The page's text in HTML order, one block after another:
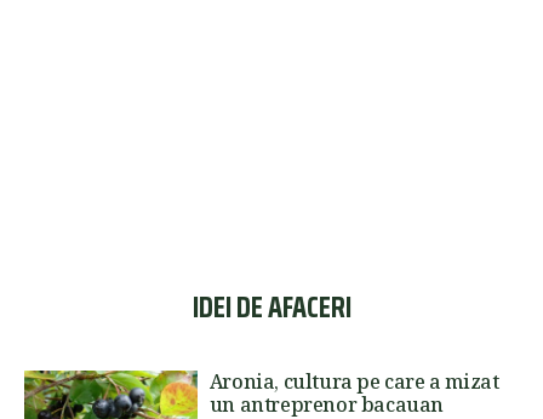
IDEI DE AFACERI
Aronia, cultura pe care a mizat
un antreprenor bacauan